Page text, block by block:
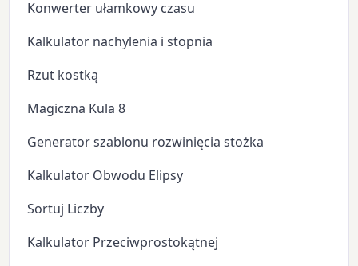
Konwerter ułamkowy czasu
Kalkulator nachylenia i stopnia
Rzut kostką
Magiczna Kula 8
Generator szablonu rozwinięcia stożka
Kalkulator Obwodu Elipsy
Sortuj Liczby
Kalkulator Przeciwprostokątnej